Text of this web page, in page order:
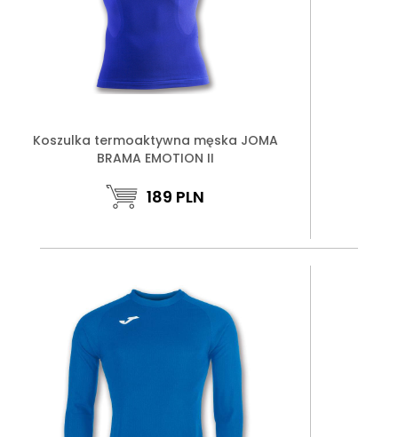
Koszulka termoaktywna męska JOMA
BRAMA EMOTION II
189 PLN